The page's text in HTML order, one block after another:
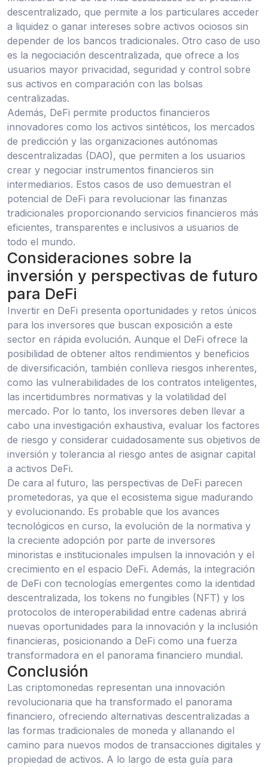
descentralizado, que permite a los particulares acceder
a liquidez o ganar intereses sobre activos ociosos sin
depender de los bancos tradicionales. Otro caso de uso
es la negociación descentralizada, que ofrece a los
usuarios mayor privacidad, seguridad y control sobre
sus activos en comparación con las bolsas
centralizadas.
Además, DeFi permite productos financieros
innovadores como los activos sintéticos, los mercados
de predicción y las organizaciones autónomas
descentralizadas (DAO), que permiten a los usuarios
crear y negociar instrumentos financieros sin
intermediarios. Estos casos de uso demuestran el
potencial de DeFi para revolucionar las finanzas
tradicionales proporcionando servicios financieros más
eficientes, transparentes e inclusivos a usuarios de
todo el mundo.
Consideraciones sobre la
inversión y perspectivas de futuro
para DeFi
Invertir en DeFi presenta oportunidades y retos únicos
para los inversores que buscan exposición a este
sector en rápida evolución. Aunque el DeFi ofrece la
posibilidad de obtener altos rendimientos y beneficios
de diversificación, también conlleva riesgos inherentes,
como las vulnerabilidades de los contratos inteligentes,
las incertidumbres normativas y la volatilidad del
mercado. Por lo tanto, los inversores deben llevar a
cabo una investigación exhaustiva, evaluar los factores
de riesgo y considerar cuidadosamente sus objetivos de
inversión y tolerancia al riesgo antes de asignar capital
a activos DeFi.
De cara al futuro, las perspectivas de DeFi parecen
prometedoras, ya que el ecosistema sigue madurando
y evolucionando. Es probable que los avances
tecnológicos en curso, la evolución de la normativa y
la creciente adopción por parte de inversores
minoristas e institucionales impulsen la innovación y el
crecimiento en el espacio DeFi. Además, la integración
de DeFi con tecnologías emergentes como la identidad
descentralizada, los tokens no fungibles (NFT) y los
protocolos de interoperabilidad entre cadenas abrirá
nuevas oportunidades para la innovación y la inclusión
financieras, posicionando a DeFi como una fuerza
transformadora en el panorama financiero mundial.
Conclusión
Las criptomonedas representan una innovación
revolucionaria que ha transformado el panorama
financiero, ofreciendo alternativas descentralizadas a
las formas tradicionales de moneda y allanando el
camino para nuevos modos de transacciones digitales y
propiedad de activos. A lo largo de esta guía para